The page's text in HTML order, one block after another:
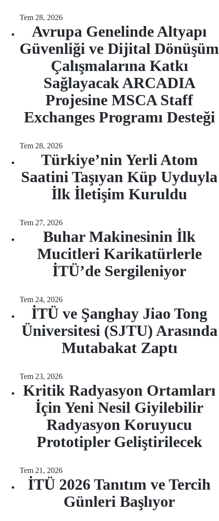
Tem 28, 2026
Avrupa Genelinde Altyapı
Güvenliği ve Dijital Dönüşüm
Çalışmalarına Katkı
Sağlayacak ARCADIA
Projesine MSCA Staff
Exchanges Programı Desteği
Tem 28, 2026
Türkiye’nin Yerli Atom
Saatini Taşıyan Küp Uyduyla
İlk İletişim Kuruldu
Tem 27, 2026
Buhar Makinesinin İlk
Mucitleri Karikatürlerle
İTÜ’de Sergileniyor
Tem 24, 2026
İTÜ ve Şanghay Jiao Tong
Üniversitesi (SJTU) Arasında
Mutabakat Zaptı
Tem 23, 2026
Kritik Radyasyon Ortamları
İçin Yeni Nesil Giyilebilir
Radyasyon Koruyucu
Prototipler Geliştirilecek
Tem 21, 2026
İTÜ 2026 Tanıtım ve Tercih
Günleri Başlıyor